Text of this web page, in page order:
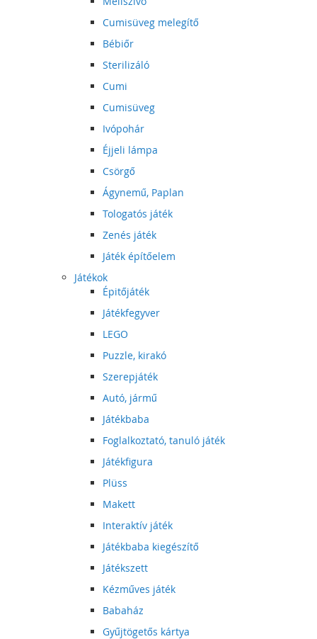
Cumisüveg melegítő
Bébiőr
Sterilizáló
Cumi
Cumisüveg
Ivópohár
Éjjeli lámpa
Csörgő
Ágynemű, Paplan
Tologatós játék
Zenés játék
Játék építőelem
Játékok
Épitőjáték
Játékfegyver
LEGO
Puzzle, kirakó
Szerepjáték
Autó, jármű
Játékbaba
Foglalkoztató, tanuló játék
Játékfigura
Plüss
Makett
Interaktív játék
Játékbaba kiegészítő
Játékszett
Kézműves játék
Babaház
Gyűjtögetős kártya